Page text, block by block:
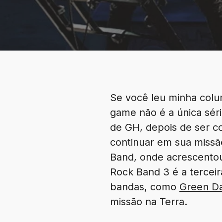
Se você leu minha
game não é a única
de GH, depois de ser
continuar em sua
Band, onde
Rock Band 3 é a
bandas, como Green
missão na Terra.